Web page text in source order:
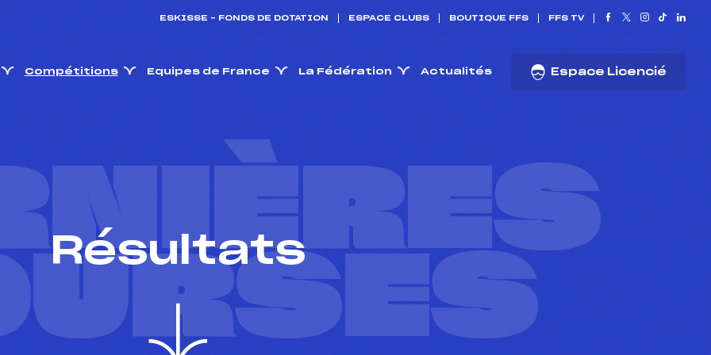
ESKISSE – FONDS DE DOTATION ESPACE CLUBS BOUTIQUE FFS FFS TV
Compétitions Equipes de France La Fédération Actualités Espace Licencié
Résultats